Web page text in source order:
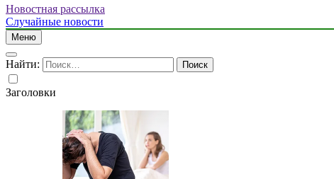
Новостная рассылка
Случайные новости
Меню
Найти:
Заголовки